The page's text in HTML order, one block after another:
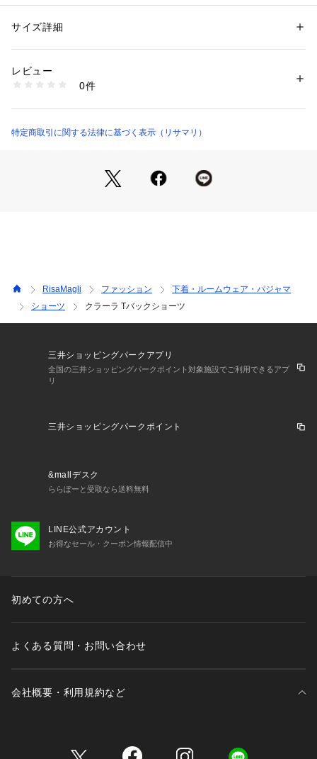
を飾ったような可憐なデザインに仕上がりました。メインのお
リボンテープは対照的に、1色の刺しゅう糸とラフなステッチ
であしらうことで、奥行きのあるデザインを演出します。花芯
クスタイルには小さなリースのアップリケを添えて、とびきり
クリーム、ピンク、ブルーで展開しています。
＜サイズ＞
M：ヒップ 87～95cm
L：ヒップ 92～100cm
＜商品仕様＞
・バック部分伸縮性：あり
・フロント部分透け感：若干あり
お揃いのアイテムは以下よりご確認ください。
・69062 ブラジャー（G・H）
・79060 ノーマルショーツ
・79063 フレアショーツ
・79064 Tバックショーツ
・29061 タップパンツ
性別：レディース
素材：ナイロン・ポリエステル・その他
商品番号：
N05-79064 （ショップ）
サイズ詳細
レビュー
0件
特定商取引に関する法律に基づく表示（リサマリ）
RisaMagli ファッション
下着・ルームウェア・パジャマ
ショーツ
クラーラ Tバックショーツ
三井ショッピングパークアプリ
全国の三井ショッピングパークポイント対象施設でご利用できるアプ
リ
三井ショッピングパークポイント
&mallデスク
ららぽーと受取なら送料無料
LINE公式アカウント
お得なセール・クーポン情報配信中
初めての方へ
よくある質問・お問い合わせ
会社概要・利用規約など